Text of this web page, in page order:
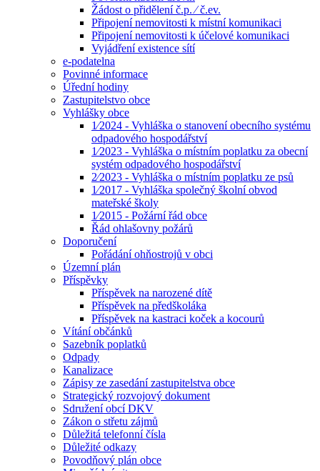
Žádost o přidělení č.p. ⁄ č.ev.
Připojení nemovitosti k místní komunikaci
Připojení nemovitosti k účelové komunikaci
Vyjádření existence sítí
e-podatelna
Povinné informace
Úřední hodiny
Zastupitelstvo obce
Vyhlášky obce
1⁄2024 - Vyhláška o stanovení obecního systému
odpadového hospodářství
1⁄2023 - Vyhláška o místním poplatku za obecní
systém odpadového hospodářství
2⁄2023 - Vyhláška o místním poplatku ze psů
1⁄2017 - Vyhláška společný školní obvod
mateřské školy
1⁄2015 - Požární řád obce
Řád ohlašovny požárů
Doporučení
Pořádání ohňostrojů v obci
Územní plán
Příspěvky
Příspěvek na narozené dítě
Příspěvek na předškoláka
Příspěvek na kastraci koček a kocourů
Vítání občánků
Sazebník poplatků
Odpady
Kanalizace
Zápisy ze zasedání zastupitelstva obce
Strategický rozvojový dokument
Sdružení obcí DKV
Zákon o střetu zájmů
Důležitá telefonní čísla
Důležité odkazy
Povodňový plán obce